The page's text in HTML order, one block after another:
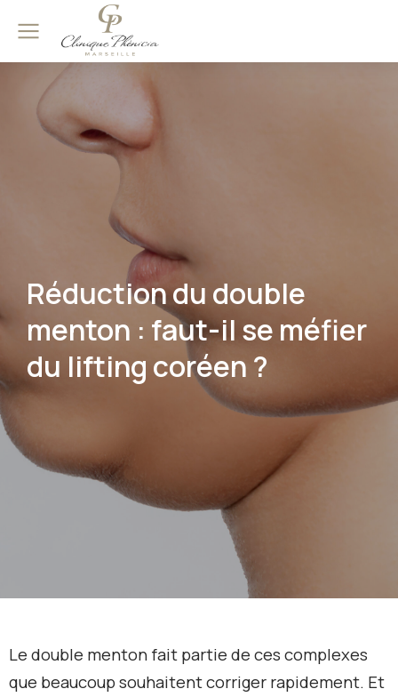
Réduction du double
menton : faut-il se méfier
du lifting coréen ?
Le double menton fait partie de ces complexes
que beaucoup souhaitent corriger rapidement. Et